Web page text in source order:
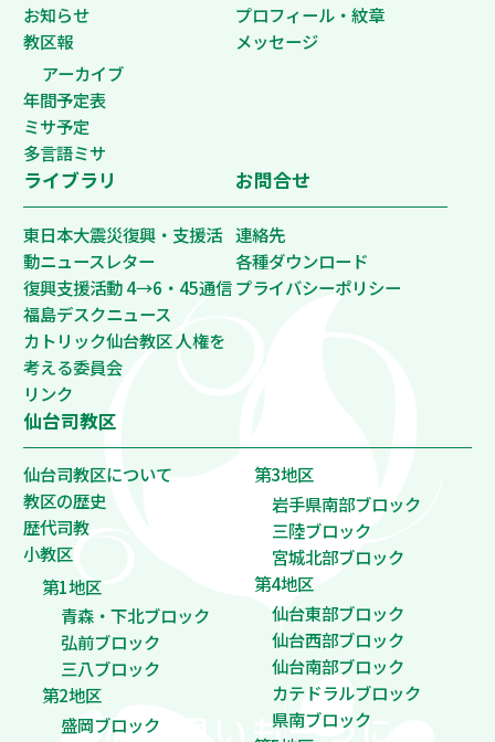
お知らせ
教区報
アーカイブ
年間予定表
ミサ予定
多言語ミサ
プロフィール・紋章
メッセージ
ライブラリ
東日本大震災復興・支援活
動ニュースレター
復興支援活動 4→6・45通信
福島デスクニュース
カトリック仙台教区 人権を
考える委員会
リンク
お問合せ
連絡先
各種ダウンロード
プライバシーポリシー
仙台司教区
仙台司教区について
教区の歴史
歴代司教
小教区
第1地区
青森・下北ブロック
弘前ブロック
三八ブロック
第2地区
盛岡ブロック
第3地区
岩手県南部ブロック
三陸ブロック
宮城北部ブロック
第4地区
仙台東部ブロック
仙台西部ブロック
仙台南部ブロック
カテドラルブロック
県南ブロック